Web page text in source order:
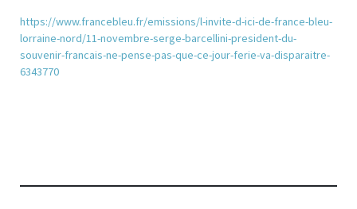
https://www.francebleu.fr/emissions/l-invite-d-ici-de-france-bleu-
lorraine-nord/11-novembre-serge-barcellini-president-du-
souvenir-francais-ne-pense-pas-que-ce-jour-ferie-va-disparaitre-
6343770